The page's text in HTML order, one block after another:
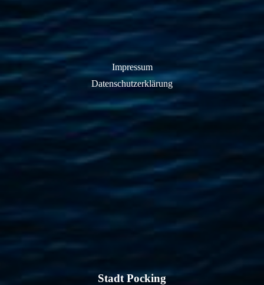
Impressum
Datenschutzerklärung
Stadt Pocking